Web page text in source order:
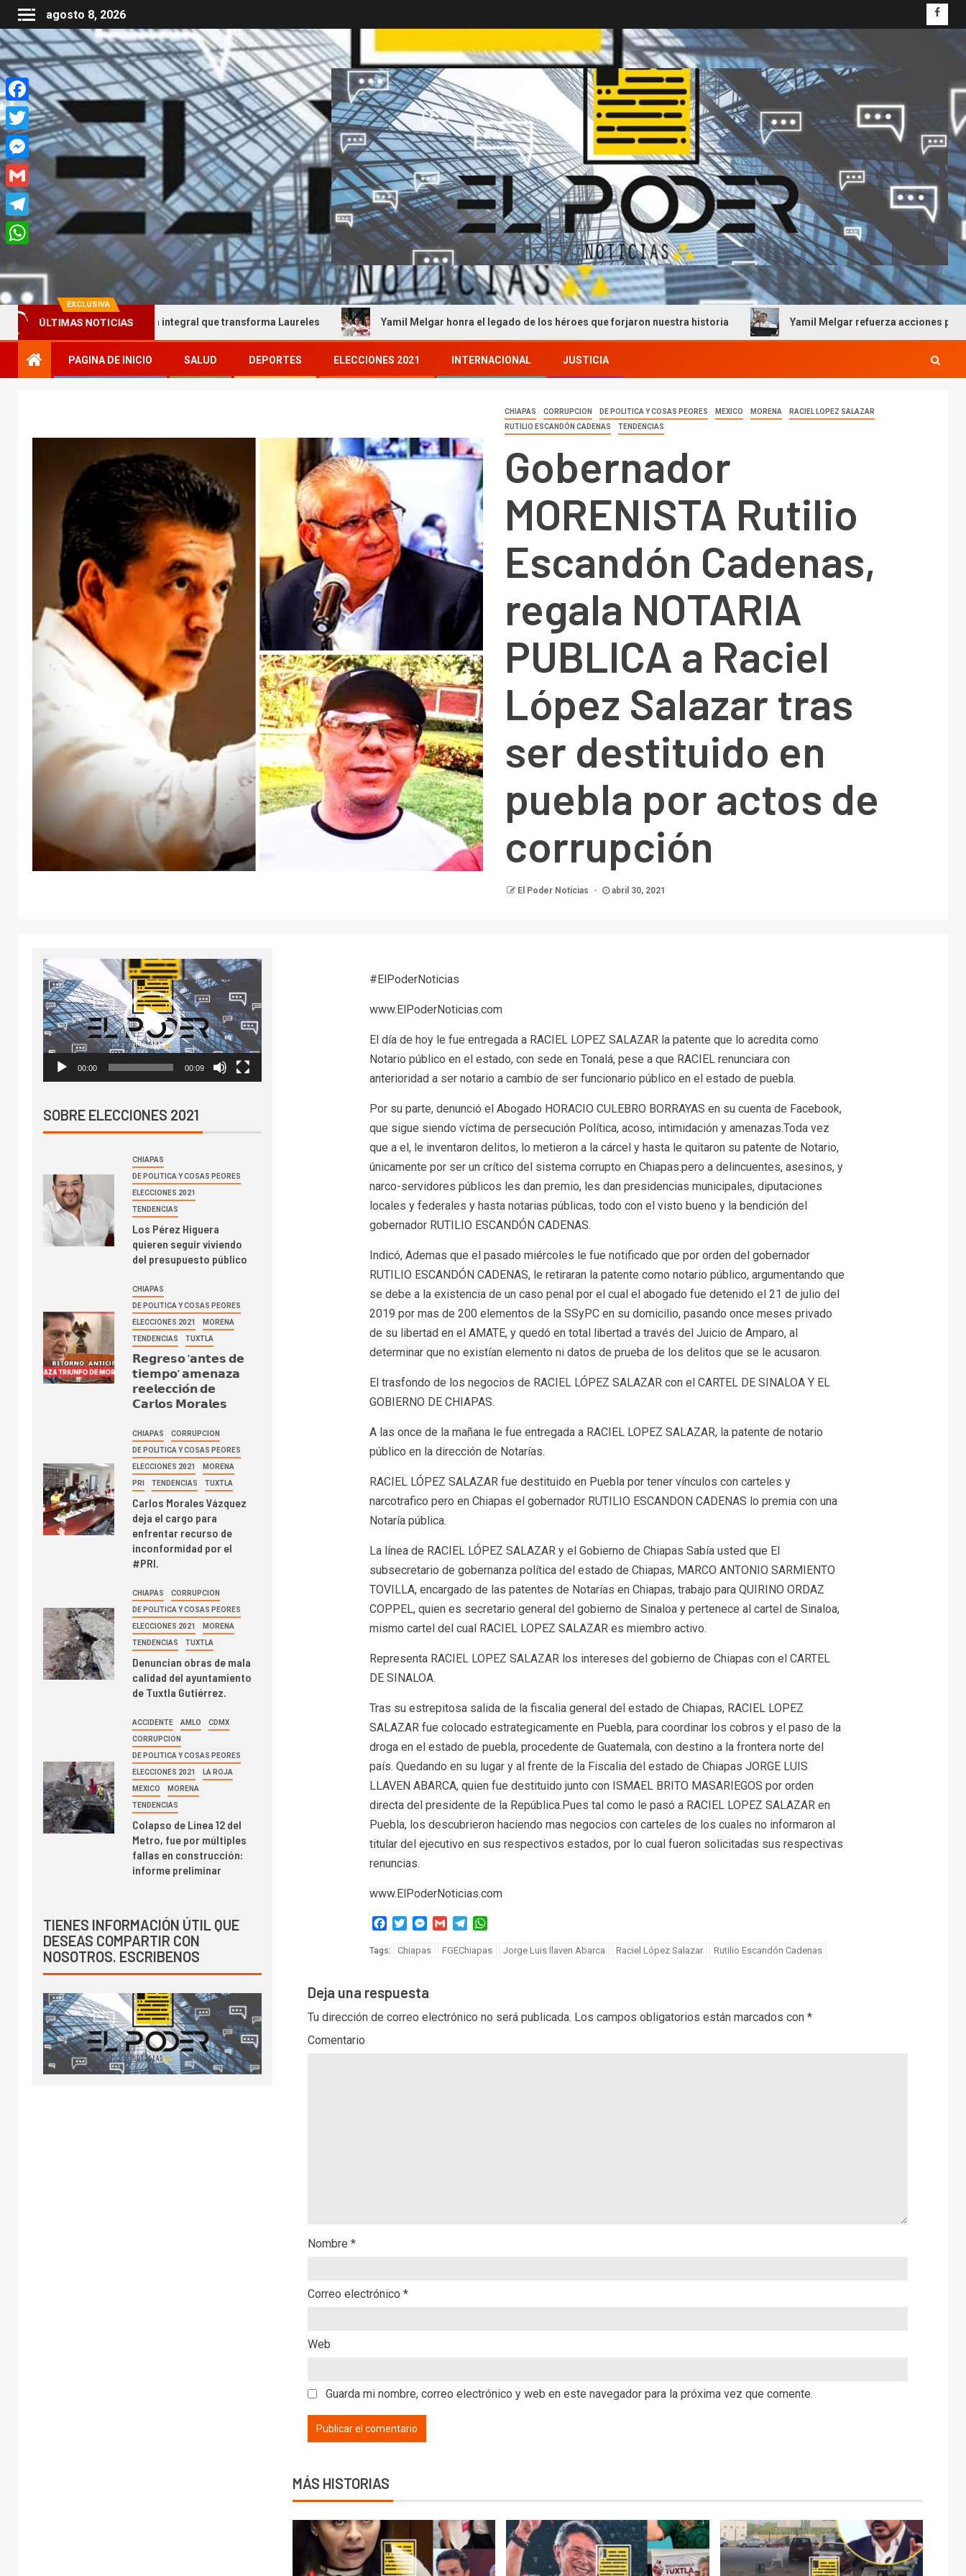
agosto 8, 2026
EXCLUSIVA
ÚLTIMAS NOTICIAS
Melgar entrega obra integral que transforma Laureles Yamil Melgar honra el legado de los héroes que forjaron nuestra historia Yamil Melgar refuerza acciones preventivas por
PAGINA DE INICIO SALUD DEPORTES ELECCIONES 2021 INTERNACIONAL JUSTICIA
CHIAPAS CORRUPCION DE POLITICA Y COSAS PEORES MEXICO MORENA
RACIEL LOPEZ SALAZAR
RUTILIO ESCANDÓN CADENAS
TENDENCIAS
Gobernador
MORENISTA Rutilio
Escandón Cadenas,
regala NOTARIA
PUBLICA a Raciel
López Salazar tras
ser destituido en
puebla por actos de
corrupción
El Poder Noticias abril 30, 2021
#ElPoderNoticias
www.ElPoderNoticias.com
El día de hoy le fue entregada a RACIEL LOPEZ SALAZAR la patente que lo acredita como
Notario público en el estado, con sede en Tonalá, pese a que RACIEL renunciara con
anterioridad a ser notario a cambio de ser funcionario público en el estado de puebla.
Por su parte, denunció el Abogado HORACIO CULEBRO BORRAYAS en su cuenta de Facebook,
que sigue siendo víctima de persecución Política, acoso, intimidación y amenazas.Toda vez
que a el, le inventaron delitos, lo metieron a la cárcel y hasta le quitaron su patente de Notario,
únicamente por ser un crítico del sistema corrupto en Chiapas.pero a delincuentes, asesinos, y
narco-servidores públicos les dan premio, les dan presidencias municipales, diputaciones
locales y federales y hasta notarias públicas, todo con el visto bueno y la bendición del
gobernador RUTILIO ESCANDÓN CADENAS.
Indicó, Ademas que el pasado miércoles le fue notificado que por orden del gobernador
RUTILIO ESCANDÓN CADENAS, le retiraran la patente como notario público, argumentando que
se debe a la existencia de un caso penal por el cual el abogado fue detenido el 21 de julio del
2019 por mas de 200 elementos de la SSyPC en su domicilio, pasando once meses privado
de su libertad en el AMATE, y quedó en total libertad a través del Juicio de Amparo, al
determinar que no existían elemento ni datos de prueba de los delitos que se le acusaron.
El trasfondo de los negocios de RACIEL LÓPEZ SALAZAR con el CARTEL DE SINALOA Y EL
GOBIERNO DE CHIAPAS.
A las once de la mañana le fue entregada a RACIEL LOPEZ SALAZAR, la patente de notario
público en la dirección de Notarías.
RACIEL LÓPEZ SALAZAR fue destituido en Puebla por tener vínculos con carteles y
narcotrafico pero en Chiapas el gobernador RUTILIO ESCANDON CADENAS lo premia con una
Notaría pública.
La línea de RACIEL LÓPEZ SALAZAR y el Gobierno de Chiapas Sabía usted que El
subsecretario de gobernanza política del estado de Chiapas, MARCO ANTONIO SARMIENTO
TOVILLA, encargado de las patentes de Notarías en Chiapas, trabajo para QUIRINO ORDAZ
COPPEL, quien es secretario general del gobierno de Sinaloa y pertenece al cartel de Sinaloa,
mismo cartel del cual RACIEL LOPEZ SALAZAR es miembro activo.
Representa RACIEL LOPEZ SALAZAR los intereses del gobierno de Chiapas con el CARTEL
DE SINALOA.
Tras su estrepitosa salida de la fiscalia general del estado de Chiapas, RACIEL LOPEZ
SALAZAR fue colocado estrategicamente en Puebla, para coordinar los cobros y el paso de la
droga en el estado de puebla, procedente de Guatemala, con destino a la frontera norte del
país. Quedando en su lugar y al frente de la Fiscalia del estado de Chiapas JORGE LUIS
LLAVEN ABARCA, quien fue destituido junto con ISMAEL BRITO MASARIEGOS por orden
directa del presidente de la República.Pues tal como le pasó a RACIEL LOPEZ SALAZAR en
Puebla, los descubrieron haciendo mas negocios con carteles de los cuales no informaron al
titular del ejecutivo en sus respectivos estados, por lo cual fueron solicitadas sus respectivas
renuncias.
www.ElPoderNoticias.com
Facebook
TwitterMessenger
Gmail Telegram
Tags: Chiapas FGEChiapas Jorge Luis llaven Abarca Raciel López Salazar Rutilio Escandón Cadenas
Deja una respuesta
Tu dirección de correo electrónico no será publicada. Los campos obligatorios están marcados con *
Comentario
Nombre *
Correo electrónico *
Web
Guarda mi nombre, correo electrónico y web en este navegador para la próxima vez que comente.
MÁS HISTORIAS
Reproductor
de
vídeo
00:00 00:09
SOBRE ELECCIONES 2021
CHIAPAS
DE POLITICA Y COSAS PEORES
ELECCIONES 2021
TENDENCIAS
Los Pérez Higuera
quieren seguir viviendo
del presupuesto público
CHIAPAS
DE POLITICA Y COSAS PEORES
ELECCIONES 2021 MORENA
TENDENCIAS TUXTLA
𝗥𝗲𝗴𝗿𝗲𝘀𝗼 ‘𝗮𝗻𝘁𝗲𝘀 𝗱𝗲
𝘁𝗶𝗲𝗺𝗽𝗼’ 𝗮𝗺𝗲𝗻𝗮𝘇𝗮
𝗿𝗲𝗲𝗹𝗲𝗰𝗰𝗶𝗼́𝗻 𝗱𝗲
𝗖𝗮𝗿𝗹𝗼𝘀 𝗠𝗼𝗿𝗮𝗹𝗲𝘀
CHIAPAS CORRUPCION
DE POLITICA Y COSAS PEORES
ELECCIONES 2021 MORENA
PRI TENDENCIAS TUXTLA
Carlos Morales Vázquez
deja el cargo para
enfrentar recurso de
inconformidad por el
#PRI.
CHIAPAS CORRUPCION
DE POLITICA Y COSAS PEORES
ELECCIONES 2021 MORENA
TENDENCIAS TUXTLA
Denuncian obras de mala
calidad del ayuntamiento
de Tuxtla Gutiérrez.
ACCIDENTE AMLO CDMX
CORRUPCION
DE POLITICA Y COSAS PEORES
ELECCIONES 2021 LA ROJA
MEXICO MORENA
TENDENCIAS
Colapso de Línea 12 del
Metro, fue por múltiples
fallas en construcción:
informe preliminar
TIENES INFORMACIÓN ÚTIL QUE
DESEAS COMPARTIR CON
NOSOTROS. ESCRIBENOS
Facebook
Twitter
Messenger
Gmail
Telegram
WhatsApp